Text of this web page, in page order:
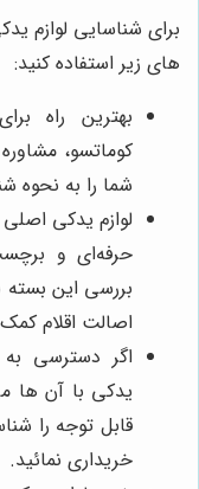
برای شناسایی لوازم
‌های زیر استفاده کنید:
بهترین راه
کوماتسو،
شما را به نحوه
لوازم یدکی
حرفه‌ای و
بررسی این
اصالت اقلام
اگر دسترسی به
یدکی با آن‌ ها
قابل توجه را
خریداری نمائید.